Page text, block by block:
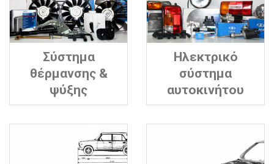
Σύστημα
θέρμανσης &
ψύξης
Ηλεκτρικό
σύστημα
αυτοκινήτου